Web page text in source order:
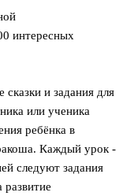
интересных
и задания для
или ученика
ребёнка в
Каждый урок -
следуют задания